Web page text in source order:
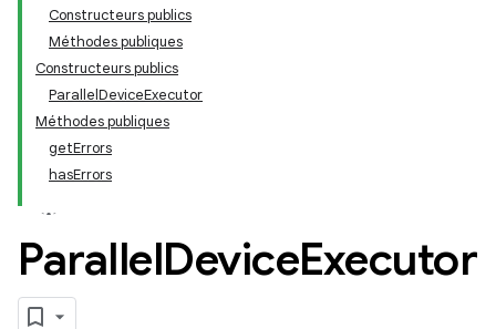
Constructeurs publics
Méthodes publiques
Constructeurs publics
ParallelDeviceExecutor
Méthodes publiques
getErrors
hasErrors
ParallelDeviceExecutor